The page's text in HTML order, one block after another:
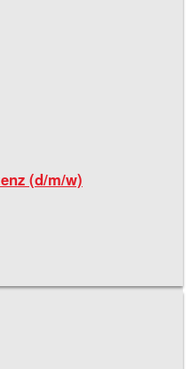
(d/m/w)